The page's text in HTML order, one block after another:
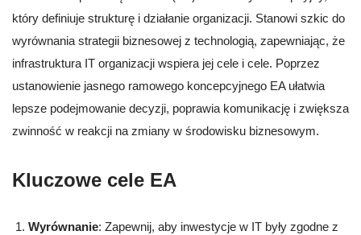
który definiuje strukturę i działanie organizacji. Stanowi szkic do
wyrównania strategii biznesowej z technologią, zapewniając, że
infrastruktura IT organizacji wspiera jej cele i cele. Poprzez
ustanowienie jasnego ramowego koncepcyjnego EA ułatwia
lepsze podejmowanie decyzji, poprawia komunikację i zwiększa
zwinność w reakcji na zmiany w środowisku biznesowym.
Kluczowe cele EA
Wyrównanie: Zapewnij, aby inwestycje w IT były zgodne z